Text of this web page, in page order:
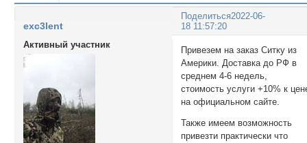
Поделиться2022-06-
18 11:57:20
exc3lent
Активный участник
Привезем на заказ Ситку из
Америки. Доставка до РФ в
среднем 4-6 недель,
стоимость услуги +10% к
на официальном сайте.
Также имеем возможность
привезти практически что